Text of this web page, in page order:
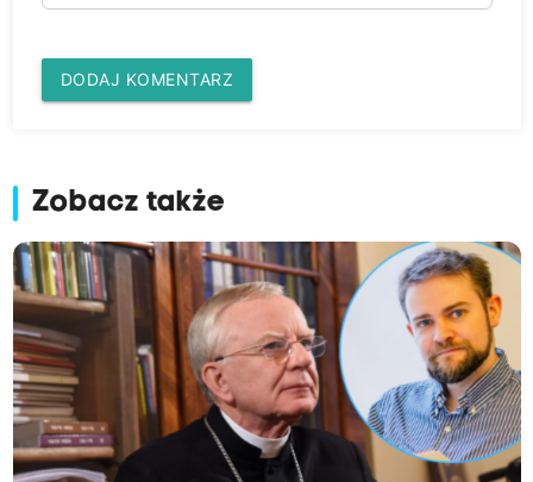
DODAJ KOMENTARZ
Zobacz także